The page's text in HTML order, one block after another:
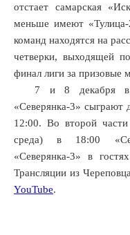
отстает самарская
меньше имеют
команд находятся на
четверки, выходящей
финал лиги за призовые
7 и 8 декабря в
«Северянка-3» сыграют
12:00. Во второй
среда) в 18:00
«Северянка-3» в
Трансляции из
YouTube.